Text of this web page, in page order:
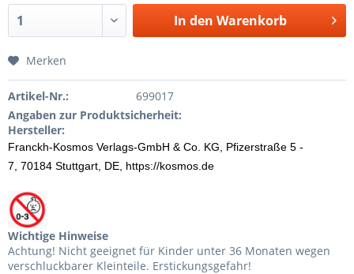
In den Warenkorb
Merken
Artikel-Nr.:
699017
Angaben zur Produktsicherheit:
Hersteller:
Franckh-Kosmos Verlags-GmbH & Co. KG, Pfizerstraße 5 -
7, 70184 Stuttgart, DE, https://kosmos.de
Wichtige Hinweise
Achtung! Nicht geeignet für Kinder unter 36 Monaten wegen
verschluckbarer Kleinteile. Erstickungsgefahr!